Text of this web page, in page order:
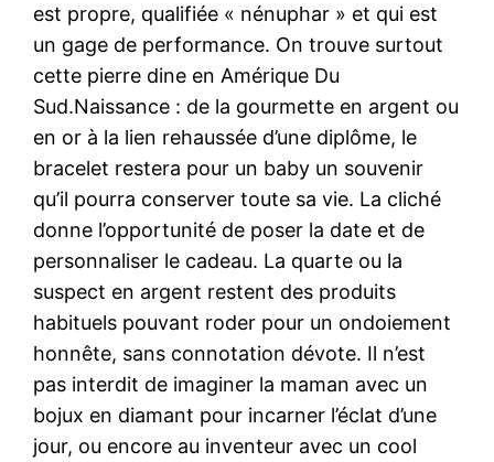
est propre, qualifiée « nénuphar » et qui est
un gage de performance. On trouve surtout
cette pierre dine en Amérique Du
Sud.Naissance : de la gourmette en argent ou
en or à la lien rehaussée d’une diplôme, le
bracelet restera pour un baby un souvenir
qu’il pourra conserver toute sa vie. La cliché
donne l’opportunité de poser la date et de
personnaliser le cadeau. La quarte ou la
suspect en argent restent des produits
habituels pouvant roder pour un ondoiement
honnête, sans connotation dévote. Il n’est
pas interdit de imaginer la maman avec un
bojux en diamant pour incarner l’éclat d’une
jour, ou encore au inventeur avec un cool